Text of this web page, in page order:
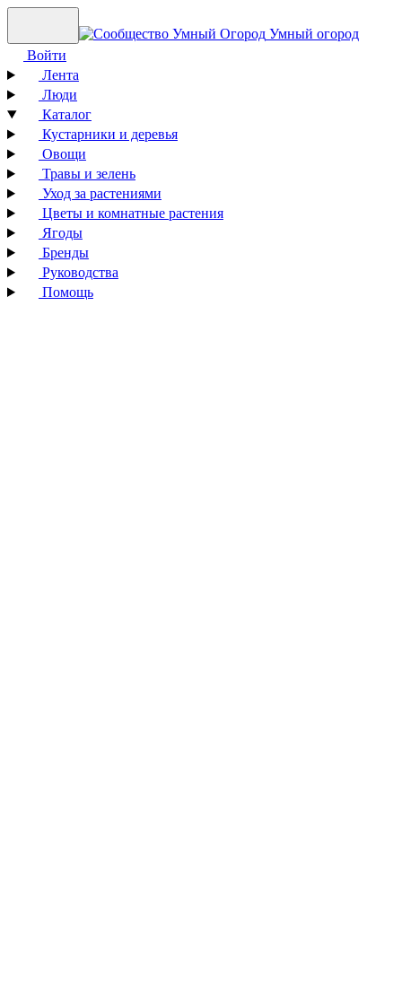
Умный огород
Войти
Лента
Люди
Каталог
Кустарники и деревья
Овощи
Травы и зелень
Уход за растениями
Цветы и комнатные растения
Ягоды
Бренды
Руководства
Помощь